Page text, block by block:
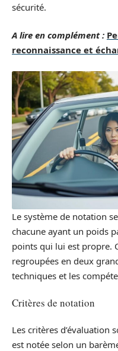
sécurité.
A lire en complément :
reconnaissance et
Le système de notation
chacune ayant un poids
points qui lui est propre.
regroupées en deux
techniques et les
Critères de notation
Les critères d’évaluation
est notée selon un